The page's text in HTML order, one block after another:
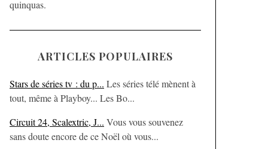
quinquas.
ARTICLES POPULAIRES
Stars de séries tv : du p... Les séries télé mènent à
tout, même à Playboy... Les Bo...
Circuit 24, Scalextric, J... Vous vous souvenez
sans doute encore de ce Noël où vous...